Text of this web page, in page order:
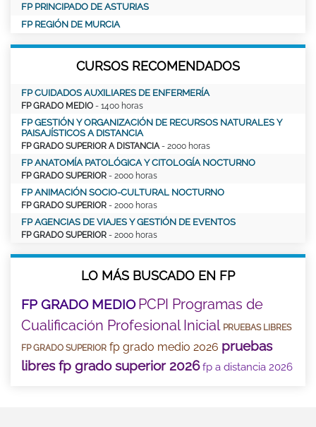
FP PRINCIPADO DE ASTURIAS
FP REGIÓN DE MURCIA
CURSOS RECOMENDADOS
FP CUIDADOS AUXILIARES DE ENFERMERÍA
FP GRADO MEDIO - 1400 horas
FP GESTIÓN Y ORGANIZACIÓN DE RECURSOS NATURALES Y
PAISAJÍSTICOS A DISTANCIA
FP GRADO SUPERIOR A DISTANCIA - 2000 horas
FP ANATOMÍA PATOLÓGICA Y CITOLOGÍA NOCTURNO
FP GRADO SUPERIOR - 2000 horas
FP ANIMACIÓN SOCIO-CULTURAL NOCTURNO
FP GRADO SUPERIOR - 2000 horas
FP AGENCIAS DE VIAJES Y GESTIÓN DE EVENTOS
FP GRADO SUPERIOR - 2000 horas
LO MÁS BUSCADO EN FP
FP GRADO MEDIO PCPI Programas de
Cualificación Profesional Inicial PRUEBAS LIBRES
FP GRADO SUPERIOR fp grado medio 2026 pruebas
libres fp grado superior 2026 fp a distancia 2026